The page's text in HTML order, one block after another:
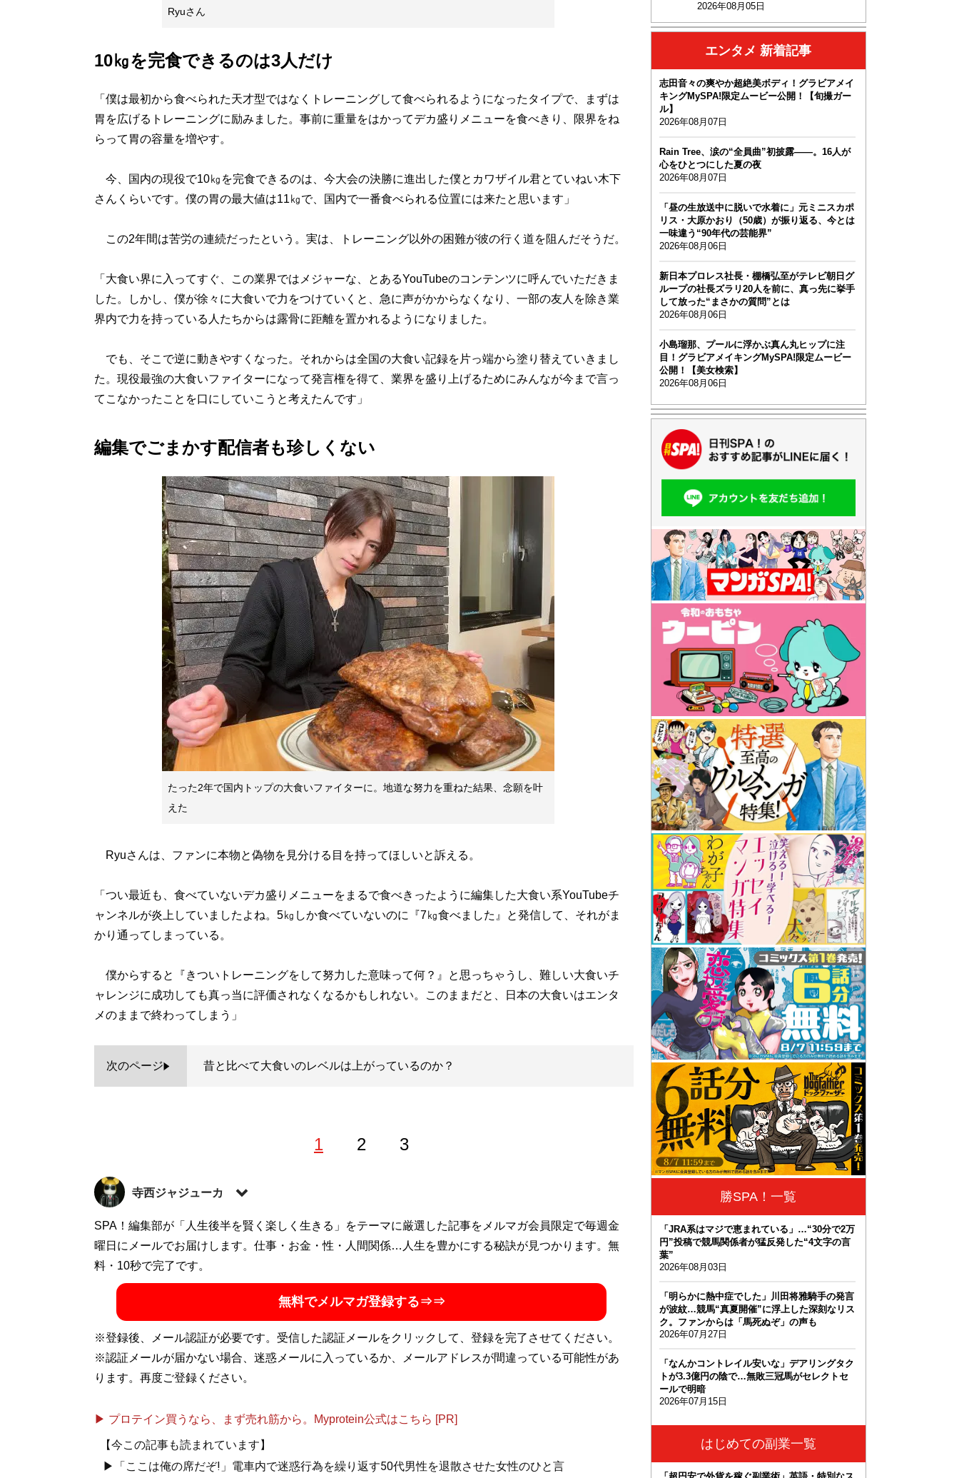
Ryuさん
10㎏を完食できるのは3人だけ
「僕は最初から食べられた天才型ではなくトレーニングして食べられるようになったタイプで、まずは
胃を広げるトレーニングに励みました。事前に重量をはかってデカ盛りメニューを食べきり、限界をね
らって胃の容量を増やす。
今、国内の現役で10㎏を完食できるのは、今大会の決勝に進出した僕とカワザイル君とていねい木下
さんくらいです。僕の胃の最大値は11㎏で、国内で一番食べられる位置には来たと思います」
この2年間は苦労の連続だったという。実は、トレーニング以外の困難が彼の行く道を阻んだそうだ。
「大食い界に入ってすぐ、この業界ではメジャーな、とあるYouTubeのコンテンツに呼んでいただきま
した。しかし、僕が徐々に大食いで力をつけていくと、急に声がかからなくなり、一部の友人を除き業
界内で力を持っている人たちからは露骨に距離を置かれるようになりました。
でも、そこで逆に動きやすくなった。それからは全国の大食い記録を片っ端から塗り替えていきまし
た。現役最強の大食いファイターになって発言権を得て、業界を盛り上げるためにみんなが今まで言っ
てこなかったことを口にしていこうと考えたんです」
編集でごまかす配信者も珍しくない
たった2年で国内トップの大食いファイターに。地道な努力を重ねた結果、念願を叶
えた
Ryuさんは、ファンに本物と偽物を見分ける目を持ってほしいと訴える。
「つい最近も、食べていないデカ盛りメニューをまるで食べきったように編集した大食い系YouTubeチ
ャンネルが炎上していましたよね。5㎏しか食べていないのに『7㎏食べました』と発信して、それがま
かり通ってしまっている。
僕からすると『きついトレーニングをして努力した意味って何？』と思っちゃうし、難しい大食いチ
ャレンジに成功しても真っ当に評価されなくなるかもしれない。このままだと、日本の大食いはエンタ
メのままで終わってしまう」
次のページ 昔と比べて大食いのレベルは上がっているのか？
1 2 3
寺西ジャジューカ
1978年、東京都生まれ。2008年よりフリーライターとして活動中。得意分野は、芸能、音楽、（昔の）
プロレス、ドラマ評。『証言UWF 最後の真実』『証言UWF 完全崩壊の真実』『証言「橋本真也34歳 小
川直也に負けたら即引退！」の真実』『証言1・4 橋本vs.小川 20年目の真実 』『証言 長州力 「革命戦
士」の虚と実』（すべて宝島社）で執筆。
SPA！編集部が「人生後半を賢く楽しく生きる」をテーマに厳選した記事をメルマガ会員限定で毎週金
曜日にメールでお届けします。仕事・お金・性・人間関係…人生を豊かにする秘訣が見つかります。無
料・10秒で完了です。
無料でメルマガ登録する⇒⇒
※登録後、メール認証が必要です。受信した認証メールをクリックして、登録を完了させてください。
※認証メールが届かない場合、迷惑メールに入っているか、メールアドレスが間違っている可能性があ
ります。再度ご登録ください。
▶ プロテイン買うなら、まず売れ筋から。Myprotein公式はこちら [PR]
【今この記事も読まれています】
▶「ここは俺の席だぞ!」電車内で迷惑行為を繰り返す50代男性を退散させた女性のひと言
2026年08月05日
エンタメ 新着記事
志田音々の爽やか超絶美ボディ！グラビアメイ
キングMySPA!限定ムービー公開！【旬撮ガー
ル】
2026年08月07日
Rain Tree、涙の“全員曲”初披露――。16人が
心をひとつにした夏の夜
2026年08月07日
「昼の生放送中に脱いで水着に」元ミニスカポ
リス・大原かおり（50歳）が振り返る、今とは
一味違う“90年代の芸能界”
2026年08月06日
新日本プロレス社長・棚橋弘至がテレビ朝日グ
ループの社長ズラリ20人を前に、真っ先に挙手
して放った“まさかの質問”とは
2026年08月06日
小島瑠那、プールに浮かぶ真ん丸ヒップに注
目！グラビアメイキングMySPA!限定ムービー
公開！【美女検索】
2026年08月06日
勝SPA！一覧
「JRA系はマジで恵まれている」…“30分で2万
円”投稿で競馬関係者が猛反発した“4文字の言
葉”
2026年08月03日
「明らかに熱中症でした」川田将雅騎手の発言
が波紋…競馬“真夏開催”に浮上した深刻なリス
ク。ファンからは「馬死ぬぞ」の声も
2026年07月27日
「なんかコントレイル安いな」デアリングタク
トが3.3億円の陰で…無敗三冠馬がセレクトセ
ールで明暗
2026年07月15日
はじめての副業一覧